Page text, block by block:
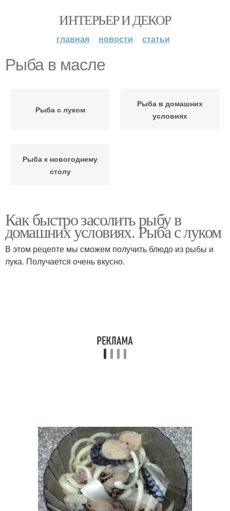
ИНТЕРЬЕР И ДЕКОР
главная новости статьи
Рыба в масле
Рыба с луком
Рыба в домашних
условиях
Рыба к новогоднему
столу
Как быстро засолить рыбу в
домашних условиях. Рыба с луком
В этом рецепте мы сможем получить блюдо из рыбы и
лука. Получается очень вкусно.